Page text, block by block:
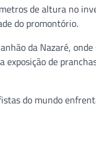
de altura no
do promontório.
da Nazaré, onde
exposição de
do mundo